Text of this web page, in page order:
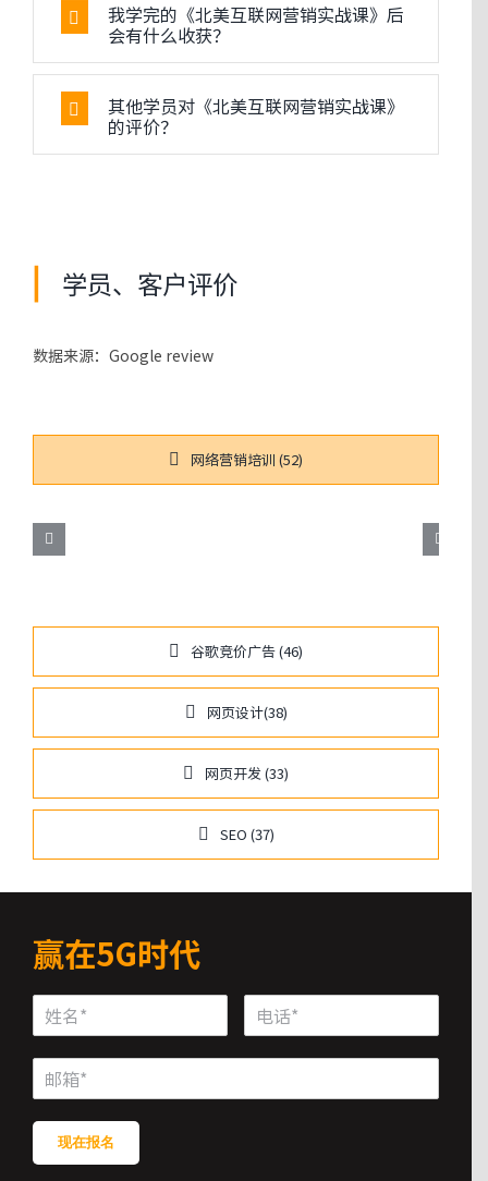
我学完的《北美互联网营销实战课》后
会有什么收获？
其他学员对《北美互联网营销实战课》
的评价？
学员、客户评价
数据来源：Google review
网络营销培训 (52)
谷歌竞价广告 (46)
网页设计(38)
网页开发 (33)
SEO (37)
赢在5G时代
现在报名